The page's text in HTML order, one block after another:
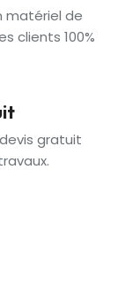
matériel de
clients 100%
gratuit